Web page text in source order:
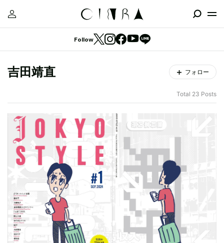
Follow
吉田靖直 フォロー
Total 23 Posts